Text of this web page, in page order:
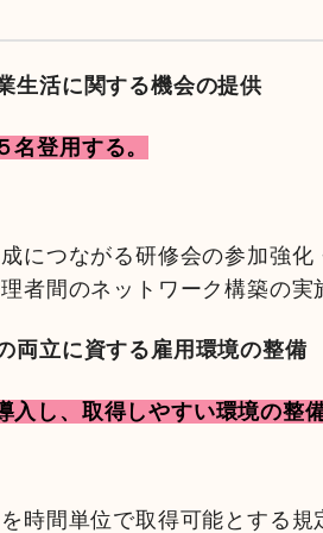
生活に関する機会の提供
名登用する。
につながる研修会の参加強化
者間のネットワーク構築の実
両立に資する雇用環境の整備
入し、取得しやすい環境の整
時間単位で取得可能とする規